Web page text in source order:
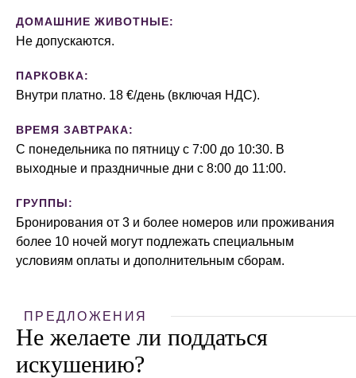
ДОМАШНИЕ ЖИВОТНЫЕ:
Не допускаются.
ПАРКОВКА:
Внутри платно. 18 €/день (включая НДС).
ВРЕМЯ ЗАВТРАКА:
С понедельника по пятницу с 7:00 до 10:30. В
выходные и праздничные дни с 8:00 до 11:00.
ГРУППЫ:
Бронирования от 3 и более номеров или проживания
более 10 ночей могут подлежать специальным
условиям оплаты и дополнительным сборам.
ПРЕДЛОЖЕНИЯ
Не желаете ли поддаться
искушению?